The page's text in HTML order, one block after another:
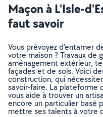
Maçon à L'Isle-
faut savoir
Vous prévoyez d’entamer
votre maison ? Travaux
aménagement extérieur,
façades et de sols. Voici
construction, qui
savoir-faire. La plateforme
vous aide à trouver un
encore un particulier basé
mettre ses talents à votre